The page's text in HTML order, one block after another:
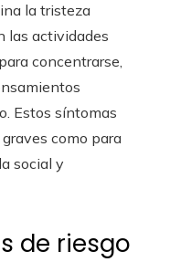
la tristeza
las actividades
concentrarse,
Estos síntomas
como para
social y
de riesgo